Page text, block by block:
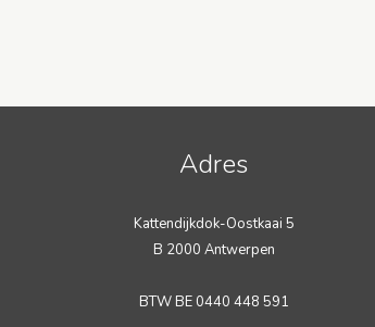
Adres
Kattendijkdok-Oostkaai 5
B 2000 Antwerpen
BTW BE 0440 448 591